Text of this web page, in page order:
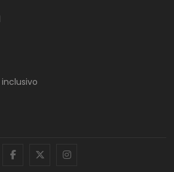
facebooktwitterinstagram